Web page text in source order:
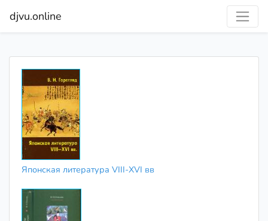
djvu.online
Японская литература VIII-XVI вв